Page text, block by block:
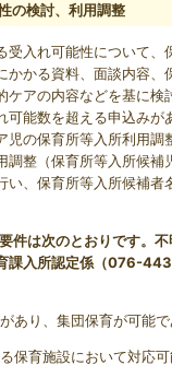
の検討、利用調整
入れ可能性について、
かかる資料、面談内容、
ケアの内容などを基に検
能数を超える申込みが
児の保育所等入所利用調
調整（保育所等入所候補
い、保育所等入所候補者
件は次のとおりです。不
課入所認定係（076-
り、集団保育が可能で
育施設において対応可